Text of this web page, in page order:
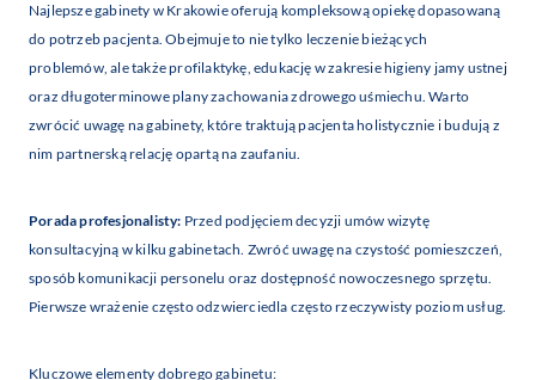
Najlepsze gabinety w Krakowie oferują kompleksową opiekę dopasowaną
do potrzeb pacjenta. Obejmuje to nie tylko leczenie bieżących
problemów, ale także profilaktykę, edukację w zakresie higieny jamy ustnej
oraz długoterminowe plany zachowania zdrowego uśmiechu. Warto
zwrócić uwagę na gabinety, które traktują pacjenta holistycznie i budują z
nim partnerską relację opartą na zaufaniu.
Porada profesjonalisty: Przed podjęciem decyzji umów wizytę
konsultacyjną w kilku gabinetach. Zwróć uwagę na czystość pomieszczeń,
sposób komunikacji personelu oraz dostępność nowoczesnego sprzętu.
Pierwsze wrażenie często odzwierciedla często rzeczywisty poziom usług.
Kluczowe elementy dobrego gabinetu: